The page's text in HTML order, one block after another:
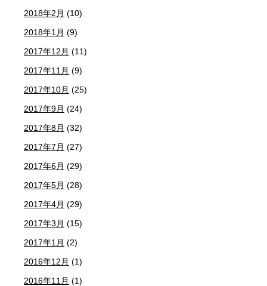
2018年2月 (10)
2018年1月 (9)
2017年12月 (11)
2017年11月 (9)
2017年10月 (25)
2017年9月 (24)
2017年8月 (32)
2017年7月 (27)
2017年6月 (29)
2017年5月 (28)
2017年4月 (29)
2017年3月 (15)
2017年1月 (2)
2016年12月 (1)
2016年11月 (1)